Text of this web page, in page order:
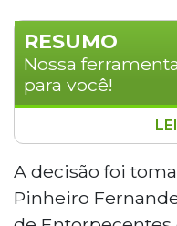
RESUMO
Nossa
para você!
A Justiça do
uma ação da
revogou prisões
investigados do
A decisão foi
Pinheiro